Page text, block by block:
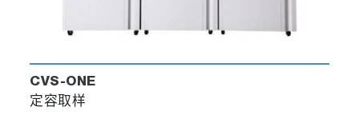
CVS-ONE
定容取样